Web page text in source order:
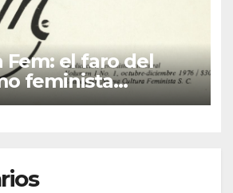
Fem: el faro del
feminista